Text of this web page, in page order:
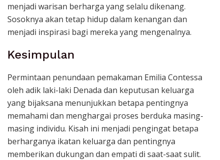
menjadi warisan berharga yang selalu dikenang.
Sosoknya akan tetap hidup dalam kenangan dan
menjadi inspirasi bagi mereka yang mengenalnya.
Kesimpulan
Permintaan penundaan pemakaman Emilia Contessa
oleh adik laki-laki Denada dan keputusan keluarga
yang bijaksana menunjukkan betapa pentingnya
memahami dan menghargai proses berduka masing-
masing individu. Kisah ini menjadi pengingat betapa
berharganya ikatan keluarga dan pentingnya
memberikan dukungan dan empati di saat-saat sulit.